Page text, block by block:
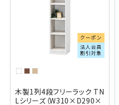
クーポン
法人会員
割引対象
木製1列4段フリーラック TN
Lシリーズ（W310×D290×